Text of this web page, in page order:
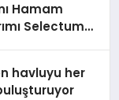
Hamam
Selectum
havluyu her